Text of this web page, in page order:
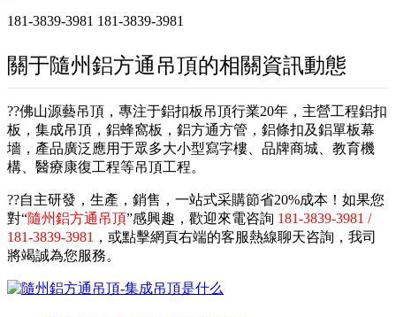
181-3839-3981 181-3839-3981
關于隨州鋁方通吊頂的相關資訊動態
??佛山源藝吊頂，專注于鋁扣板吊頂行業20年，主營工程鋁扣
板，集成吊頂，鋁蜂窩板，鋁方通方管，鋁條扣及鋁單板幕
墻，產品廣泛應用于眾多大小型寫字樓、品牌商城、教育機
構、醫療康復工程等吊頂工程。
??自主研發，生產，銷售，一站式采購節省20%成本！如果您
對“隨州鋁方通吊頂”感興趣，歡迎來電咨詢 181-3839-3981 /
181-3839-3981 ，或點擊網頁右端的客服熱線聊天咨詢，我司
將竭誠為您服務。